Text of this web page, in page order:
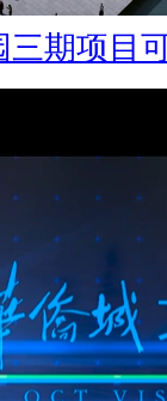
期项目